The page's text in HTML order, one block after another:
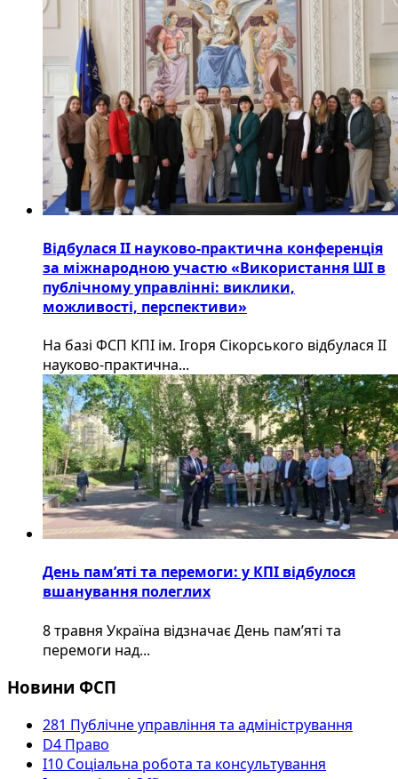
Відбулася ІІ науково-практична конференція
за міжнародною участю «Використання ШІ в
публічному управлінні: виклики,
можливості, перспективи»
На базі ФСП КПІ ім. Ігоря Сікорського відбулася ІІ
науково-практична...
День пам’яті та перемоги: у КПІ відбулося
вшанування полеглих
8 травня Україна відзначає День пам’яті та
перемоги над...
Новини ФСП
281 Публічне управління та адміністрування
D4 Право
I10 Соціальна робота та консультування